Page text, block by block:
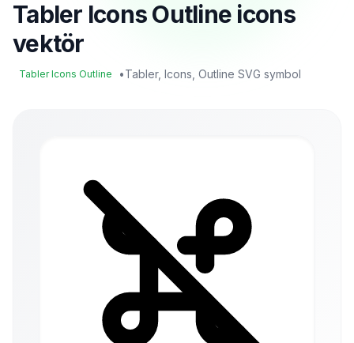
Tabler Icons Outline icons
vektör
Tabler Icons Outline •Tabler, Icons, Outline SVG symbol